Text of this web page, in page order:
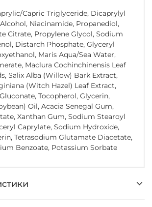
Capric Triglyceride, Dicaprylyl
Niacinamide, Propanediol,
Citrate, Propylene Glycol, Sodium
Distarch Phosphate, Glyceryl
Maris Aqua/Sea Water,
Maclura Cochinchinensis Leaf
Salix Alba (Willow) Bark Extract,
(Witch Hazel) Leaf Extract,
Tocopherol, Glycerin,
Oil, Acacia Senegal Gum,
Xanthan Gum, Sodium Stearoyl
Caprylate, Sodium Hydroxide,
Tetrasodium Glutamate Diacetate,
Benzoate, Potassium Sorbate